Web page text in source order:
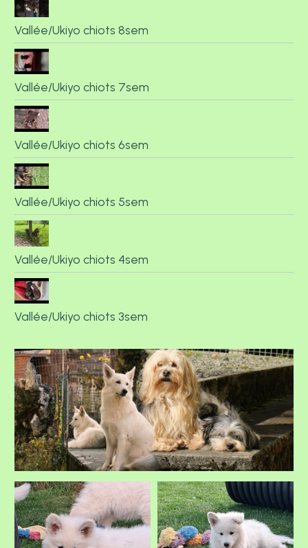
Vallée/Ukiyo chiots 8sem
Vallée/Ukiyo chiots 7sem
Vallée/Ukiyo chiots 6sem
Vallée/Ukiyo chiots 5sem
Vallée/Ukiyo chiots 4sem
Vallée/Ukiyo chiots 3sem